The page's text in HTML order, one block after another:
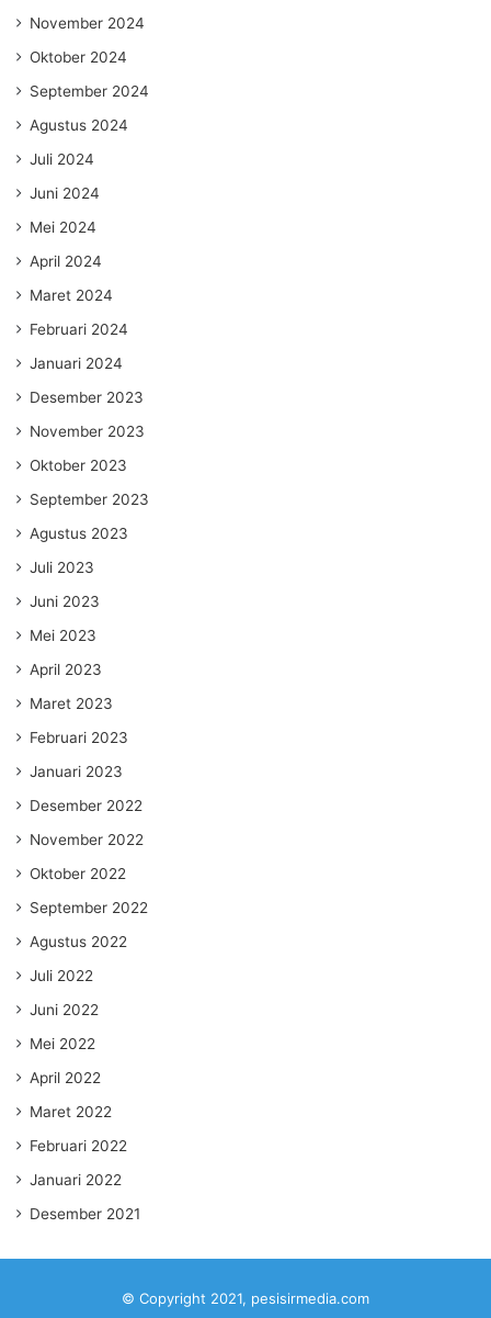
November 2024
Oktober 2024
September 2024
Agustus 2024
Juli 2024
Juni 2024
Mei 2024
April 2024
Maret 2024
Februari 2024
Januari 2024
Desember 2023
November 2023
Oktober 2023
September 2023
Agustus 2023
Juli 2023
Juni 2023
Mei 2023
April 2023
Maret 2023
Februari 2023
Januari 2023
Desember 2022
November 2022
Oktober 2022
September 2022
Agustus 2022
Juli 2022
Juni 2022
Mei 2022
April 2022
Maret 2022
Februari 2022
Januari 2022
Desember 2021
© Copyright 2021, pesisirmedia.com